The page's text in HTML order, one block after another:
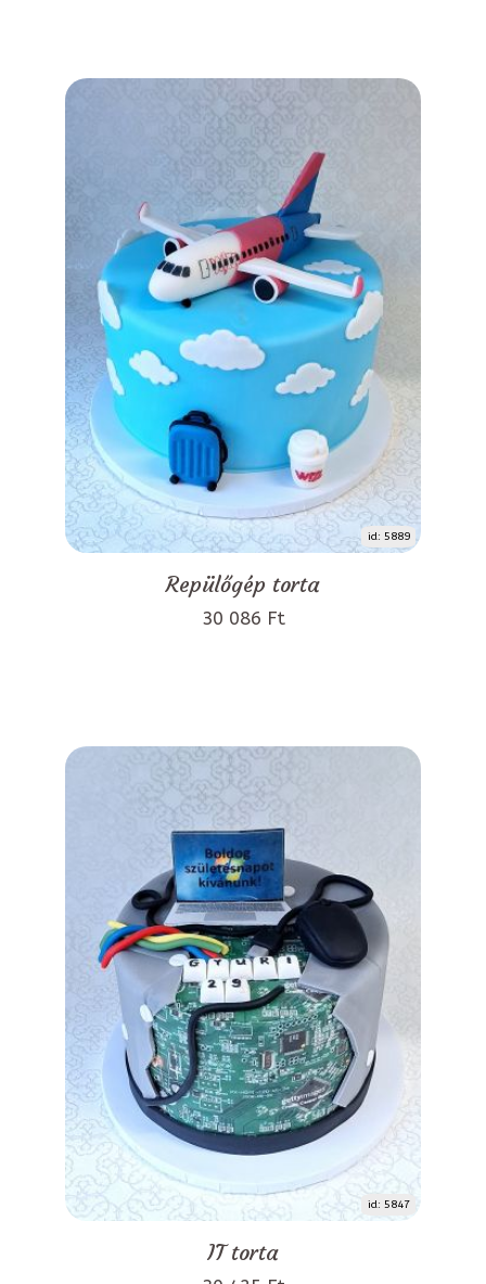
id: 5889
Repülőgép torta
30 086 Ft
id: 5847
IT torta